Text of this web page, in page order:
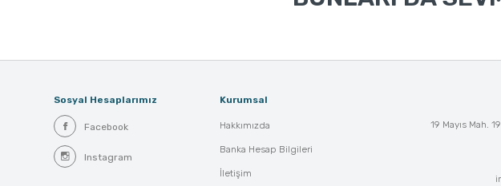
Sosyal Hesaplarımız
Facebook
Instagram
Kurumsal
Hakkımızda
Banka Hesap Bilgileri
İletişim
19 Mayıs Mah.